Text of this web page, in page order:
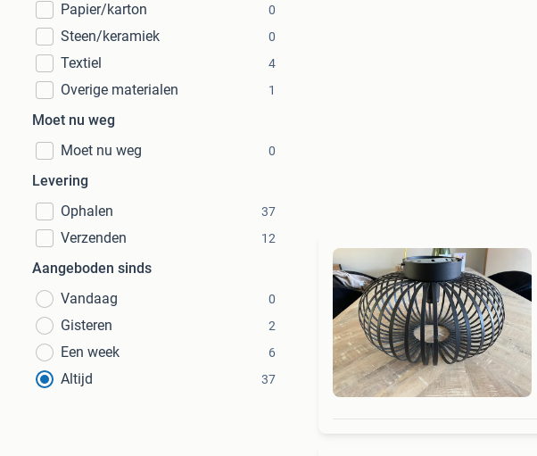
Papier/karton 0
Steen/keramiek 0
Textiel 4
Overige materialen 1
Moet nu weg
Moet nu weg
0
Levering
Ophalen
37
Verzenden 12
Aangeboden sinds
Vandaag
0
Gisteren 2
Een week 6
Altijd 37